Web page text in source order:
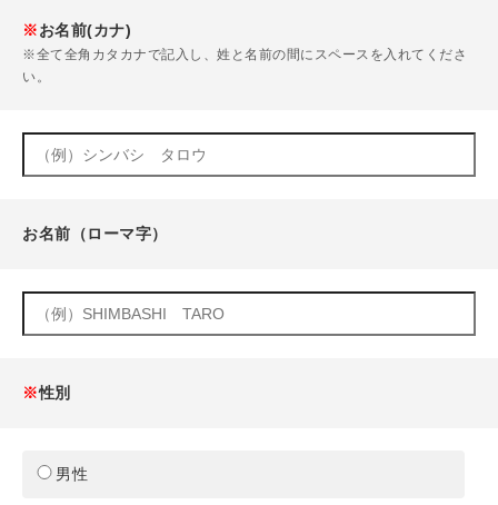
※お名前(カナ)
※全て全角カタカナで記入し、姓と名前の間にスペースを入れてくださ
い。
お名前（ローマ字）
※性別
男性